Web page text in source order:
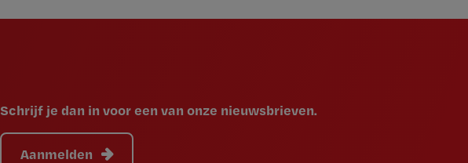
Schrijf je dan in voor een van onze nieuwsbrieven.
Aanmelden